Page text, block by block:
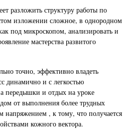
разложить структуру работы по
изложении сложное, в однородном
под микроскопом, анализировать и
мастерства развитого
точно, эффективно владеть
динамично и с легкостью
передышки и отдых на уроке
от выполнения более трудных
напряжением , к тому, что получается
кожного вектора.